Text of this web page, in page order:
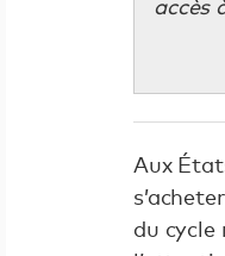
accès
Aux
du cycle